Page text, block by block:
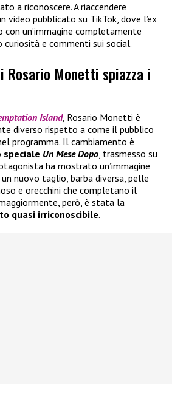
a riconoscere. A riaccendere
video pubblicato su TikTok, dove l’ex
con un’immagine completamente
curiosità e commenti sui social.
Rosario Monetti spiazza i
Island, Rosario Monetti è
diverso rispetto a come il pubblico
programma. Il cambiamento è
speciale Un Mese Dopo, trasmesso su
ha mostrato un’immagine
nuovo taglio, barba diversa, pelle
e orecchini che completano il
però, è stata la
quasi irriconoscibile.